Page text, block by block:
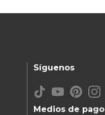
Medios de pago
Síguenos